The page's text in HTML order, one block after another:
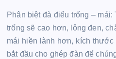
Phân biệt đà điểu trống –
trống sẽ cao hơn, lông đen,
mái hiền lành hơn, kích
bắt đầu cho ghép đàn để